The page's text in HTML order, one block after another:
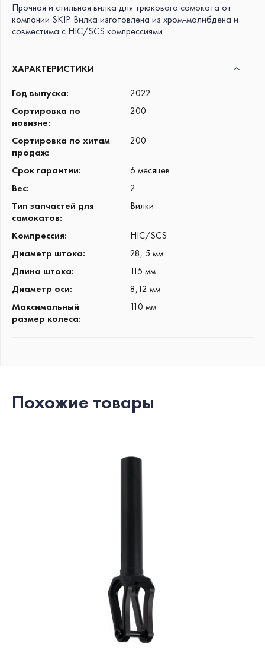
Прочная и стильная вилка для трюкового самоката от
компании SKIP. Вилка изготовлена из хром-молибдена и
совместима с HIC/SCS компрессиями.
ХАРАКТЕРИСТИКИ
Год выпуска:
2022
Сортировка по
новизне:
200
Сортировка по хитам
продаж:
200
Срок гарантии:
6 месяцев
Вес:
2
Тип запчастей для
самокатов:
Вилки
Компрессия:
HIC/SCS
Диаметр штока:
28, 5 мм
Длина штока:
115 мм
Диаметр оси:
8,12 мм
Максимальный
размер колеса:
110 мм
Похожие товары